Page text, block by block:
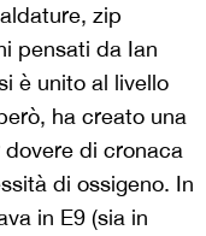
zip
pensati da Ian
è unito al livello
ha creato una
di cronaca
di ossigeno. In
in E9 (sia in